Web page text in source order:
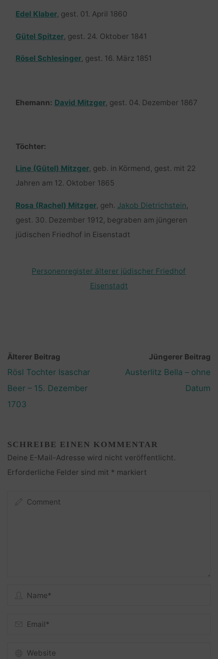
Edel Klaber, gest. 01. April 1860
Gütel Spitzer, gest. 24. Oktober 1841
Rösel Schlesinger, gest. 16. März 1851
Ehemann: David Mitzger, gest. 04. Dezember 1867
Töchter:
Line (Gütel) Mitzger, geb. in Körmend, gest. mit 22
Jahren am 12. Oktober 1865
Rosa (Rachel) Mitzger, geh. Jakob Dietrichstein,
gest. 30. Dezember 1912, begraben am jüngeren
jüdischen Friedhof in Eisenstadt
Personenregister älterer jüdischer Friedhof
Eisenstadt
Älterer Beitrag
Rösl Tochter Isaschar
Beer – 15. Dezember
1703
Jüngerer Beitrag
Austerlitz Bella – ohne
Datum
SCHREIBE EINEN KOMMENTAR
Deine E-Mail-Adresse wird nicht veröffentlicht.
Erforderliche Felder sind mit * markiert